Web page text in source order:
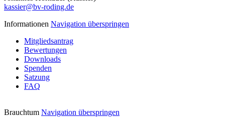
kassier@bv-roding.de
Informationen Navigation überspringen
Mitgliedsantrag
Bewertungen
Downloads
Spenden
Satzung
FAQ
Brauchtum Navigation überspringen